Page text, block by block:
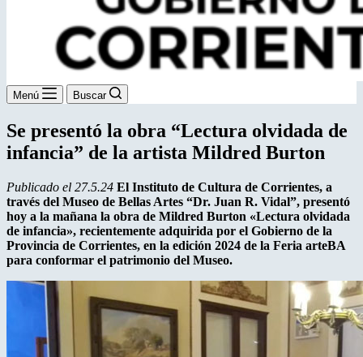
Menú Buscar
Se presentó la obra “Lectura olvidada de
infancia” de la artista Mildred Burton
Publicado el 27.5.24 El Instituto de Cultura de Corrientes, a
través del Museo de Bellas Artes “Dr. Juan R. Vidal”, presentó
hoy a la mañana la obra de Mildred Burton «Lectura olvidada
de infancia», recientemente adquirida por el Gobierno de la
Provincia de Corrientes, en la edición 2024 de la Feria arteBA
para conformar el patrimonio del Museo.